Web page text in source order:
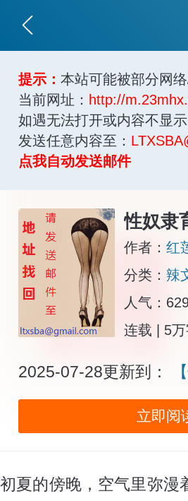
提示：本站可能被部分网络
当前网址： http://
如遇无法打开或内容不显
发送任意内容至：
点我自动发送邮件
性奴隶
作者： 红
分类： 辣
人气：
连载 | 5
2025-07-28更新到：
立即阅
初夏的傍晚，空气里弥漫